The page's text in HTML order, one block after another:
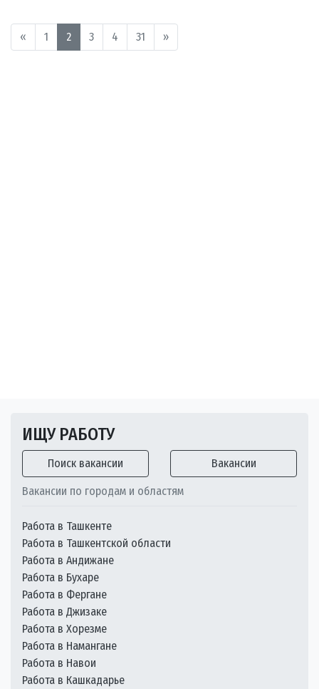
« 1 2 3 4 31 »
ИЩУ РАБОТУ
Поиск вакансии Вакансии
Вакансии по городам и областям
Работа в Ташкенте
Работа в Ташкентской области
Работа в Андижане
Работа в Бухаре
Работа в Фергане
Работа в Джизаке
Работа в Хорезме
Работа в Намангане
Работа в Навои
Работа в Кашкадарье